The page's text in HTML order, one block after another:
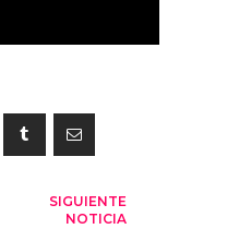
SIGUIENTE
NOTICIA